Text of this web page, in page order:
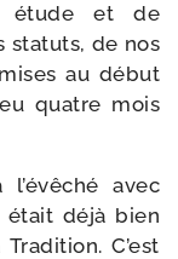
étude et de
sta­tuts, de nos
au début
quatre mois
avec
était déjà bien
C’est